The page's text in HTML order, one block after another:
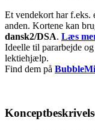
Et vendekort har f.eks.
anden. Kortene kan
dansk2/DSA. Læs
Ideelle til pararbejde
lektiehjælp.
Find dem på